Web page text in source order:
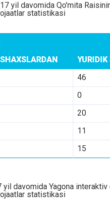
yil davomida Qo'mita
statistikasi
46
0
20
11
15
davomida Yagona
statistikasi